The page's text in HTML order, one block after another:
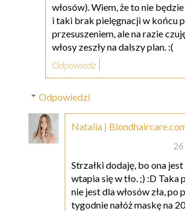
włosów). Wiem, że to nie
i taki brak pielęgnacji w końcu
przesuszeniem, ale na razie
włosy zeszły na dalszy plan. :(
Odpowiedz
Odpowiedzi
Natalia |
Strzałki dodaję, bo ona
wtapia się w tło. ;) :D Taka
nie jest dla włosów zła, po
tygodnie nałóż maskę na